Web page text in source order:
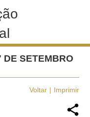
DE SETEMBRO
Voltar Imprimir